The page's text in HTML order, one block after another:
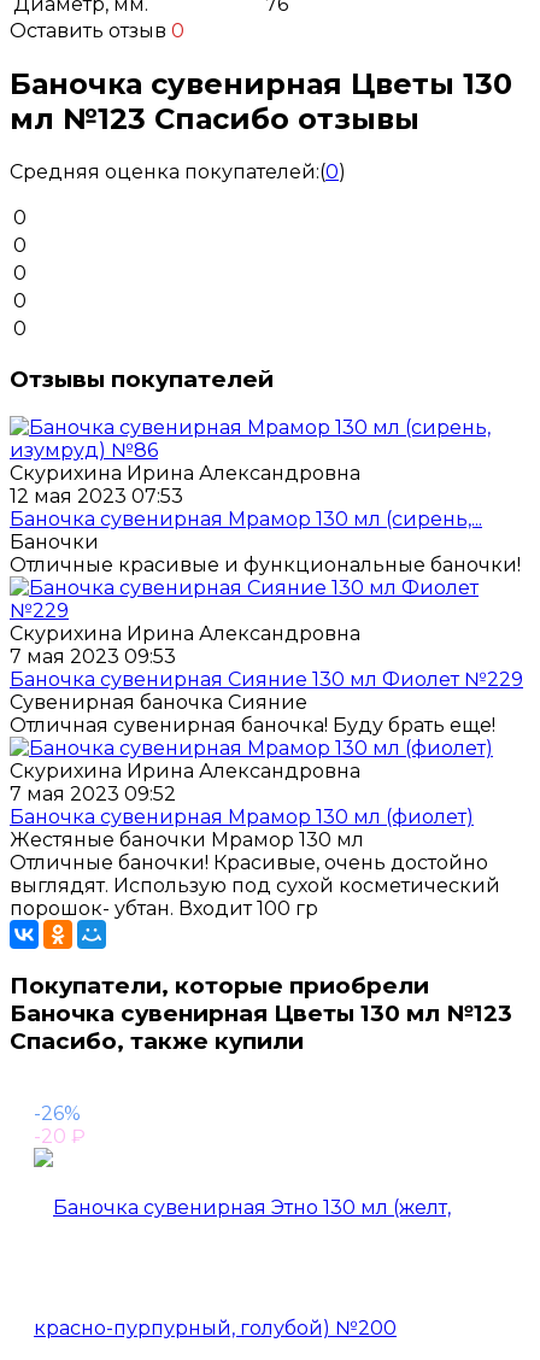
Оставить отзыв 0
Баночка сувенирная Цветы 130
мл №123 Спасибо отзывы
Средняя оценка покупателей:(0)
0
0
0
0
0
Отзывы покупателей
Скурихина Ирина Александровна
12 мая 2023 07:53
Баночка сувенирная Мрамор 130 мл (сирень,...
Баночки
Отличные красивые и функциональные баночки!
Скурихина Ирина Александровна
7 мая 2023 09:53
Баночка сувенирная Сияние 130 мл Фиолет №229
Сувенирная баночка Сияние
Отличная сувенирная баночка! Буду брать еще!
Скурихина Ирина Александровна
7 мая 2023 09:52
Баночка сувенирная Мрамор 130 мл (фиолет)
Жестяные баночки Мрамор 130 мл
Отличные баночки! Красивые, очень достойно
выглядят. Использую под сухой косметический
порошок- убтан. Входит 100 гр
Покупатели, которые приобрели
Баночка сувенирная Цветы 130 мл №123
Спасибо, также купили
-26%
-20 ₽